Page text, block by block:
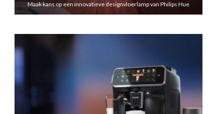
Maak kans op een innovatieve designvloerlamp van Philips Hue